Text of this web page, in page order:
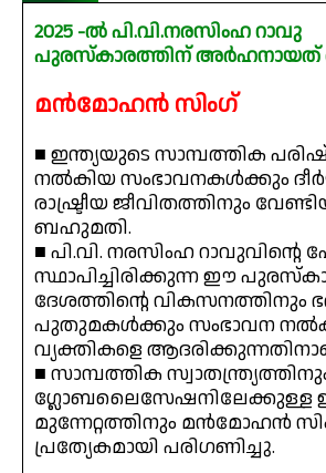
2025 -ൽ പി.വി.നരസിംഹ റാവു
പുരസ്‌കാരത്തിന്
മൻമോഹൻ സിംഗ്
■ ഇന്ത്യയുടെ സാമ്പത്തിക
നൽകിയ സംഭാവനകൾക്കും
രാഷ്ട്രീയ ജീവിതത്തിനും
ബഹുമതി.
■ പി.വി. നരസിംഹ റാവുവിന്റെ
സ്ഥാപിച്ചിരിക്കുന്ന ഈ
ദേശത്തിന്റെ വികസനത്തിനും
പുതുമകൾക്കും സംഭാവന
വ്യക്തികളെ
■ സാമ്പത്തിക
ഗ്ലോബലൈസേഷനിലേക്കുള്ള
മുന്നേറ്റത്തിനും മൻമോഹൻ
പ്രത്യേകമായി പരിഗണിച്ചു.